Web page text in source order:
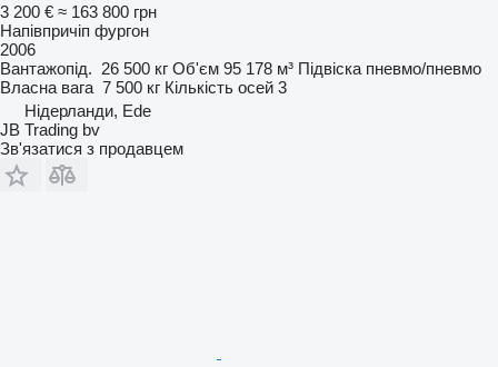
3 200 € ≈ 163 800 грн
Напівпричіп фургон
2006
Вантажопід. 26 500 кг Об'єм 95 178 м³ Підвіска пневмо/пневмо
Власна вага 7 500 кг Кількість осей 3
Нідерланди, Ede
JB Trading bv
Зв'язатися з продавцем